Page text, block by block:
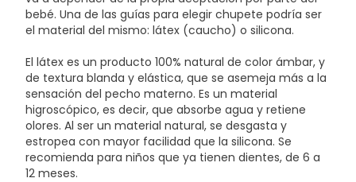
bebé. Una de las guías para elegir chupete podría ser
el material del mismo: látex (caucho) o silicona.
El látex es un producto 100% natural de color ámbar, y
de textura blanda y elástica, que se asemeja más a la
sensación del pecho materno. Es un material
higroscópico, es decir, que absorbe agua y retiene
olores. Al ser un material natural, se desgasta y
estropea con mayor facilidad que la silicona. Se
recomienda para niños que ya tienen dientes, de 6 a
12 meses.